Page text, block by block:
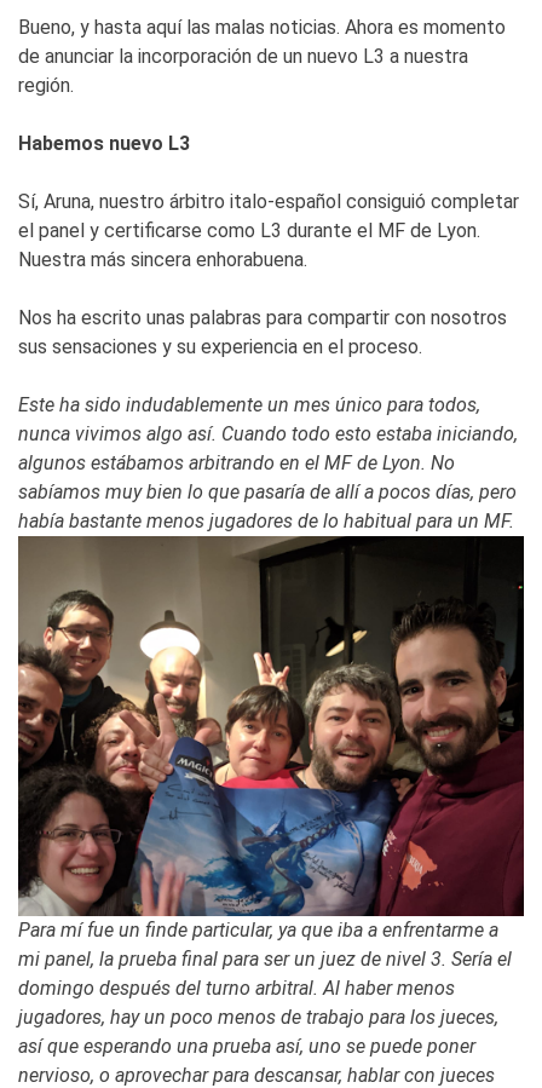
Bueno, y hasta aquí las malas noticias. Ahora es momento
de anunciar la incorporación de un nuevo L3 a nuestra
región.
Habemos nuevo L3
Sí, Aruna, nuestro árbitro italo-español consiguió completar
el panel y certificarse como L3 durante el MF de Lyon.
Nuestra más sincera enhorabuena.
Nos ha escrito unas palabras para compartir con nosotros
sus sensaciones y su experiencia en el proceso.
Este ha sido indudablemente un mes único para todos,
nunca vivimos algo así. Cuando todo esto estaba iniciando,
algunos estábamos arbitrando en el MF de Lyon. No
sabíamos muy bien lo que pasaría de allí a pocos días, pero
había bastante menos jugadores de lo habitual para un MF.
Para mí fue un finde particular, ya que iba a enfrentarme a
mi panel, la prueba final para ser un juez de nivel 3. Sería el
domingo después del turno arbitral. Al haber menos
jugadores, hay un poco menos de trabajo para los jueces,
así que esperando una prueba así, uno se puede poner
nervioso, o aprovechar para descansar, hablar con jueces